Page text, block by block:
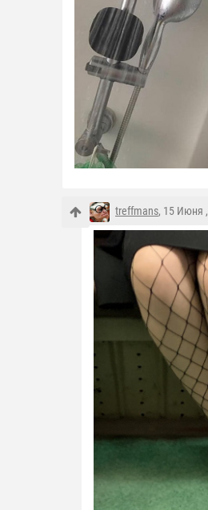
treffmans, 15 Июня ,